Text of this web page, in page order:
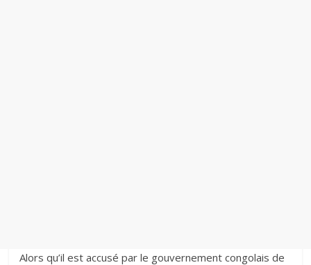
‎Alors qu’il est accusé par le gouvernement congolais de